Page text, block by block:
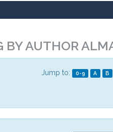
BY AUTHOR
Jump to: 0-9 A B